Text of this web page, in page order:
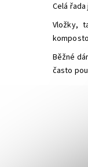
Celá
Vložky,
Běžné
často